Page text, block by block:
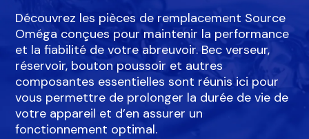
Découvrez les pièces de remplacement Source
Oméga conçues pour maintenir la performance
et la fiabilité de votre abreuvoir. Bec verseur,
réservoir, bouton poussoir et autres
composantes essentielles sont réunis ici pour
vous permettre de prolonger la durée de vie de
votre appareil et d’en assurer un
fonctionnement optimal.